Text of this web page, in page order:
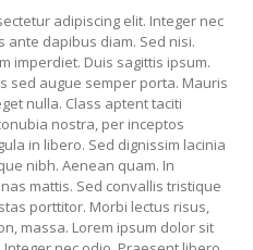
adipiscing elit. Integer nec
ante dapibus diam. Sed nisi.
imperdiet. Duis sagittis ipsum.
sed augue semper porta. Mauris
nulla. Class aptent taciti
nostra, per inceptos
in libero. Sed dignissim lacinia
nibh. Aenean quam. In
mattis. Sed convallis tristique
porttitor. Morbi lectus risus,
massa. Lorem ipsum dolor sit